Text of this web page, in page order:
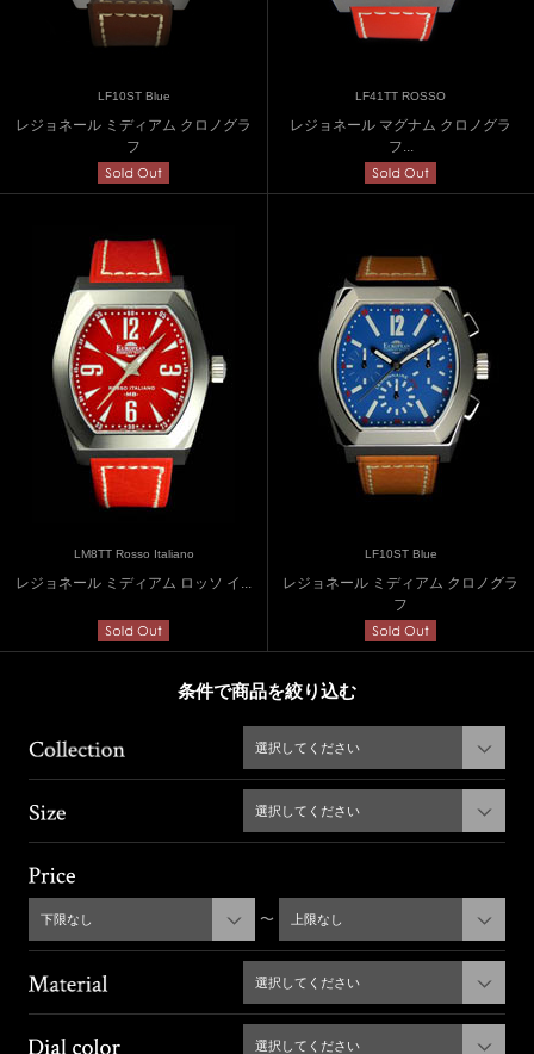
LF10ST Blue
レジョネール ミディアム クロノグラ
フ
LF41TT ROSSO
レジョネール マグナム クロノグラ
フ...
LM8TT Rosso Italiano
レジョネール ミディアム ロッソ イ...
LF10ST Blue
レジョネール ミディアム クロノグラ
フ
条件で商品を絞り込む
選択してください
選択してください
下限なし 〜 上限なし
選択してください
選択してください